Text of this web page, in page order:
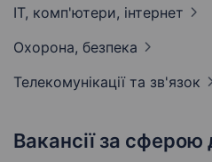
IT, комп'ютери, інтернет
Охорона, безпека
Телекомунікації та зв'язок
Вакансії за сферою